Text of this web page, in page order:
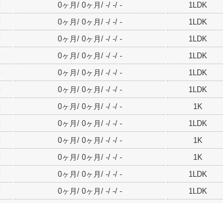
0ヶ月/ 0ヶ月/ -/ -/ - 1LDK
0ヶ月/ 0ヶ月/ -/ -/ - 1LDK
0ヶ月/ 0ヶ月/ -/ -/ - 1LDK
0ヶ月/ 0ヶ月/ -/ -/ - 1LDK
0ヶ月/ 0ヶ月/ -/ -/ - 1LDK
0ヶ月/ 0ヶ月/ -/ -/ - 1LDK
0ヶ月/ 0ヶ月/ -/ -/ - 1K
0ヶ月/ 0ヶ月/ -/ -/ - 1LDK
0ヶ月/ 0ヶ月/ -/ -/ - 1K
0ヶ月/ 0ヶ月/ -/ -/ - 1K
0ヶ月/ 0ヶ月/ -/ -/ - 1LDK
0ヶ月/ 0ヶ月/ -/ -/ - 1LDK